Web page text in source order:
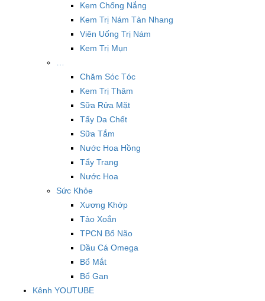
Kem Chống Nắng
Kem Trị Nám Tàn Nhang
Viên Uống Trị Nám
Kem Trị Mụn
Chăm Sóc Tóc
Kem Trị Thâm
Sữa Rửa Mặt
Tẩy Da Chết
Sữa Tắm
Nước Hoa Hồng
Tẩy Trang
Nước Hoa
Sức Khỏe
Xương Khớp
Tảo Xoắn
TPCN Bổ Não
Dầu Cá Omega
Bổ Mắt
Bổ Gan
Kênh YOUTUBE